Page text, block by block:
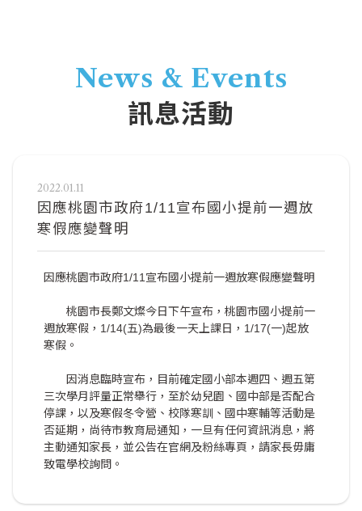
News & Events
訊息活動
2022.01.11
因應桃園市政府1/11宣布國小提前一週放
寒假應變聲明
因應桃園市政府1/11宣布國小提前一週放寒假應變聲明
桃園市長鄭文燦今日下午宣布，桃園市國小提前一
週放寒假，1/14(五)為最後一天上課日，1/17(一)起放
寒假。
因消息臨時宣布，目前確定國小部本週四、週五第
三次學月評量正常舉行，至於幼兒園、國中部是否配合
停課，以及寒假冬令營、校隊寒訓、國中寒輔等活動是
否延期，尚待市教育局通知，一旦有任何資訊消息，將
主動通知家長，並公告在官網及粉絲專頁，請家長毋庸
致電學校詢問。